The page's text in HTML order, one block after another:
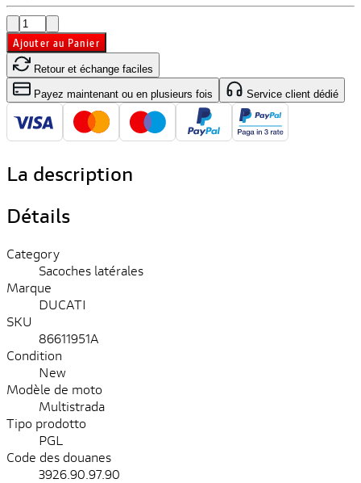
Ajouter au Panier
Retour et échange faciles
Payez maintenant ou en plusieurs fois Service client dédié
La description
Détails
Category
Sacoches latérales
Marque
DUCATI
SKU
86611951A
Condition
New
Modèle de moto
Multistrada
Tipo prodotto
PGL
Code des douanes
3926.90.97.90